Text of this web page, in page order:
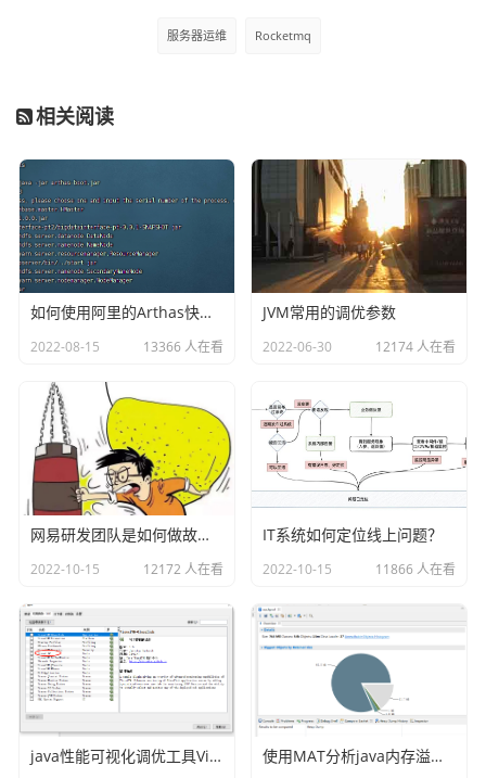
mkdir -p /home/pubserver/rocketmq/nameserver/logs
mkdir -p /home/pubserver/rocketmq/nameserver/data
#创建broker的挂载目录
mkdir -p /home/pubserver/rocketmq/broker1/conf
mkdir -p /home/pubserver/rocketmq/broker1/data
mkdir -p /home/pubserver/rocketmq/broker1/logs
创建示例如下：
这里我们的broker需要配置文件，因此我们的broker的conf
文件夹下创建一个broker.conf文件：
服务器运维 Rocketmq
相关阅读
如何使用阿里的Arthas快速定位正在线上运行的程序问题
2022-08-15 13366 人在看
JVM常用的调优参数
2022-06-30 12174 人在看
网易研发团队是如何做故障演练的？
2022-10-15 12172 人在看
IT系统如何定位线上问题？
2022-10-15 11866 人在看
java性能可视化调优工具VisualVM插件之Visual GC 使用MAT分析java内存溢出的原因